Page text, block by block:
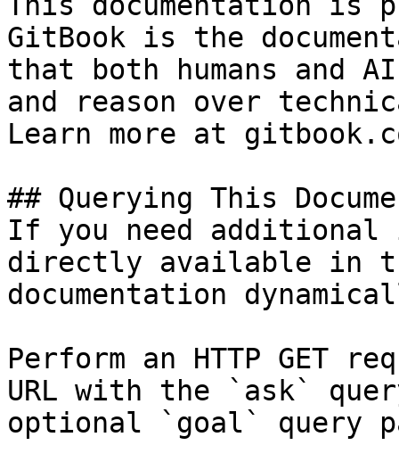
GitBook is the
that both humans and
and reason over
Learn more at
## Querying This
If you need
directly available in
documentation
Perform an HTTP GET
URL with the `ask`
optional `goal` query